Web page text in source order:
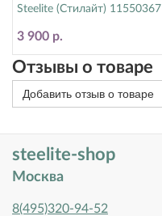
Steelite (Стилайт) 11550367
3 900 р.
Отзывы о товаре
Добавить отзыв о товаре
steelite-shop
Москва
8(495)320-94-52